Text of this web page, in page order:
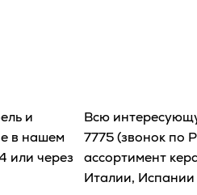
и
в нашем
или через
Всю
7775(звонок по
ассортимент
Италии, Испании